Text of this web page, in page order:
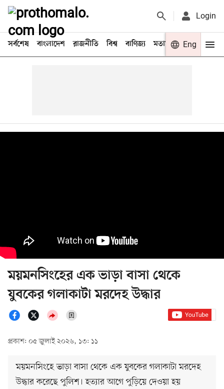
Login
সর্বশেষ বাংলাদেশ রাজনীতি বিশ্ব বাণিজ্য মতামত খেলা
Eng
ময়মনসিংহের এক ভাড়া বাসা থেকে
যুবকের গলাকাটা মরদেহ উদ্ধার
প্রকাশ: ০৫ জুলাই ২০২৬, ১৩: ১১
ময়মনসিংহে ভাড়া বাসা থেকে এক যুবকের গলাকাটা মরদেহ
উদ্ধার করেছে পুলিশ। হত্যার আগে পুড়িয়ে দেওয়া হয়